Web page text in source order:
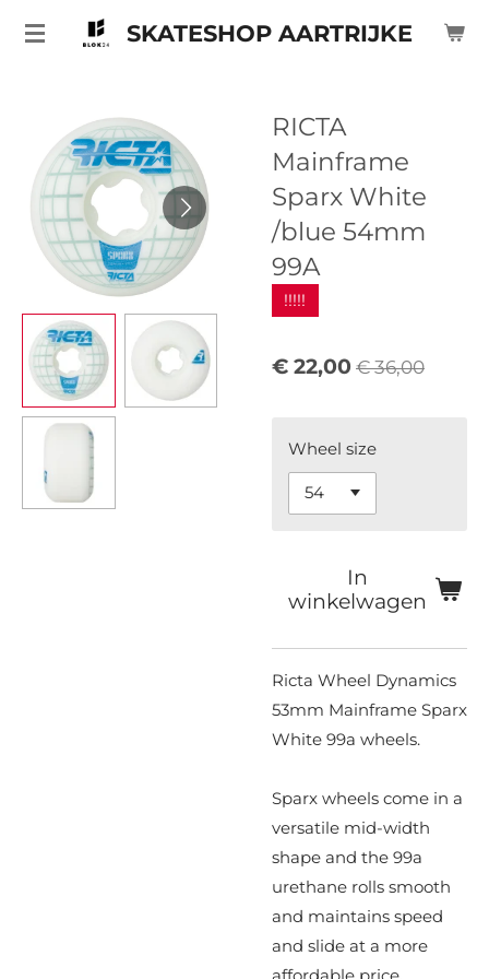
Ga
hoofdinhoud
SKATESHOP AARTRIJKE
RICTA
Mainframe
Sparx White
/blue 54mm
99A
!!!!!
€ 22,00 € 36,00
Wheel size
In
winkelwagen
Ricta Wheel Dynamics
53mm Mainframe Sparx
White 99a wheels.
Sparx wheels come in a
versatile mid-width
shape and the 99a
urethane rolls smooth
and maintains speed
and slide at a more